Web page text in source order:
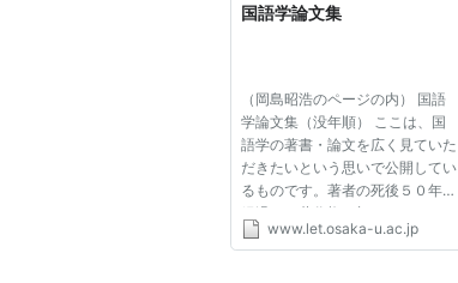
は、...
国語学論文集
（岡島昭浩のページの内） 国語
学論文集（没年順） ここは、国
語学の著書・論文を広く見ていた
だきたいという思いで公開してい
るものです。著者の死後５０年を
経過して著作権の切れたもの、ま
た画像については「版権」にも鑑
www.let.osaka-u.ac.jp